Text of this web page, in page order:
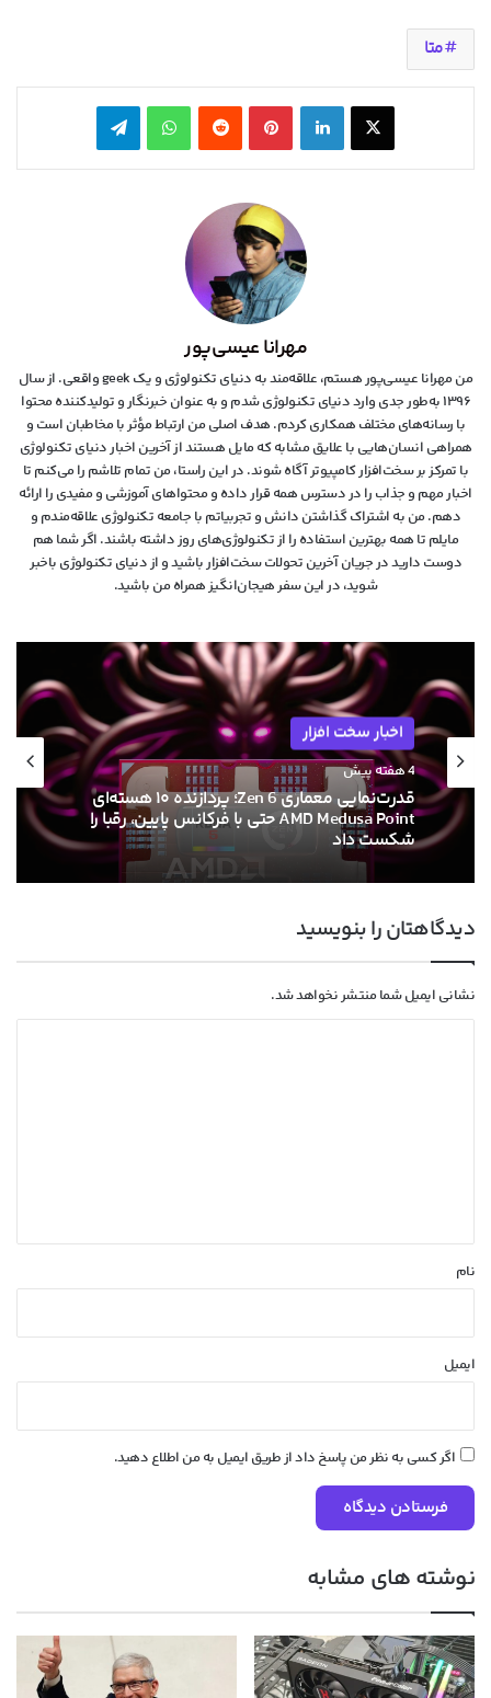
متا
X لینکدین ‫پین‌ترست‫رددیت واتس آپ تلگرام
مهرانا عیسی‌پور
من مهرانا عیسی‌پور هستم، علاقه‌مند به دنیای تکنولوژی و یک geek واقعی. از سال
۱۳۹۶ به‌طور جدی وارد دنیای تکنولوژی شدم و به عنوان خبرنگار و تولیدکننده محتوا
با رسانه‌های مختلف همکاری کردم. هدف اصلی من ارتباط مؤثر با مخاطبان است و
همراهی انسان‌هایی با علایق مشابه که مایل هستند از آخرین اخبار دنیای تکنولوژی
با تمرکز بر سخت‌افزار کامپیوتر آگاه شوند. در این راستا، من تمام تلاشم را می‌کنم تا
اخبار مهم و جذاب را در دسترس همه قرار داده و محتواهای آموزشی و مفیدی را ارائه
دهم. من به اشتراک گذاشتن دانش و تجربیاتم با جامعه تکنولوژی علاقه‌مندم و
مایلم تا همه بهترین استفاده را از تکنولوژی‌های روز داشته باشند. اگر شما هم
دوست دارید در جریان آخرین تحولات سخت‌افزار باشید و از دنیای تکنولوژی‌ باخبر
شوید، در این سفر هیجان‌انگیز همراه من باشید.
اخبار سخت افزار
4 هفته پیش
شکست داد
اخبار سخت افزار
۱۳ خرداد ۱۴۰۵
ام‌اس‌آی با خنک‌کننده حرارتی الماس و فیوزهای
هوشمند به استقبال نسل بعدی کارت‌های
گرافیک انویدیا رفت
دیدگاهتان را بنویسید
نشانی ایمیل شما منتشر نخواهد شد.
نام
ایمیل
اگر کسی به نظر من پاسخ داد از طریق ایمیل به من اطلاع دهید.
نوشته های مشابه